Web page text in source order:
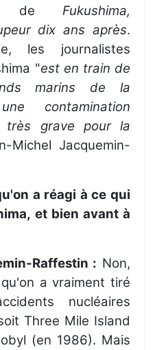
de Fukushima,
dix ans après.
les journalistes
"est en train de
marins de la
contamination
très grave pour la
Michel Jacquemin-
a réagi à ce qui
et bien avant à
Raffestin : Non,
a vraiment tiré
nucléaires
Three Mile Island
(en 1986). Mais